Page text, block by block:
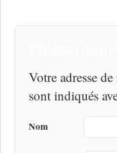
Votre adresse
sont indiqués
Nom